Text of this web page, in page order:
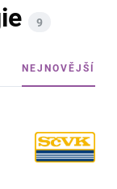
9
NEJNOVĚJŠÍ